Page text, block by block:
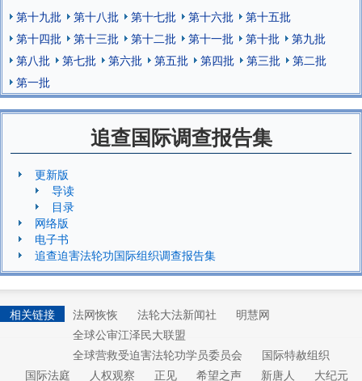
第十九批
第十八批 第十七批 第十六批
第十五批
第十四批
第十三批 第十二批 第十一批 第十批
第九批
第八批
第七批 第六批 第五批 第四批 第三批
第二批
第一批
追查国际调查报告集
更新版
导读
目录
网络版
电子书
追查迫害法轮功国际组织调查报告集
相关链接 法网恢恢 法轮大法新闻社
明慧网
全球公审江泽民大联盟
全球营救受迫害法轮功学员委员会
国际特赦组织
国际法庭
人权观察 正见 希望之声 新唐人 大纪元